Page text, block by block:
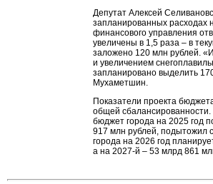
Депутат Алексей
запланированных расходах
финансового управления
увеличены в 1,5 раза – в
заложено 120 млн рублей.
и увеличением
запланировано выделить
Мухаметшин.
Показатели проекта
общей
бюджет города на 2025 год
917 млн рублей, подытожил
города на 2026 год
а на 2027-й – 53 млрд 861